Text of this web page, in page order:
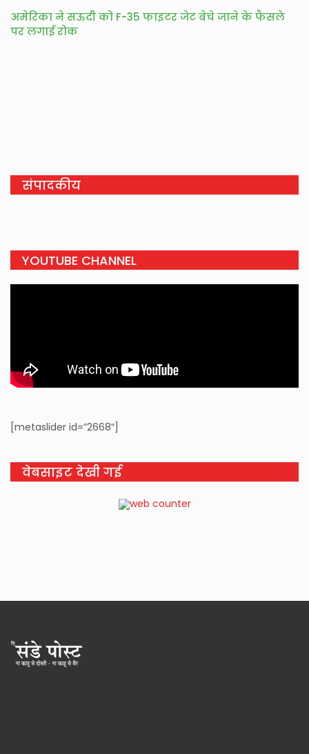
अमेरिका ने सऊदी को F-35 फाइटर जेट बेचे जाने के फैसले
पर लगाई रोक
संपादकीय
YOUTUBE CHANNEL
[metaslider id=”2668″]
वेबसाइट देखी गई